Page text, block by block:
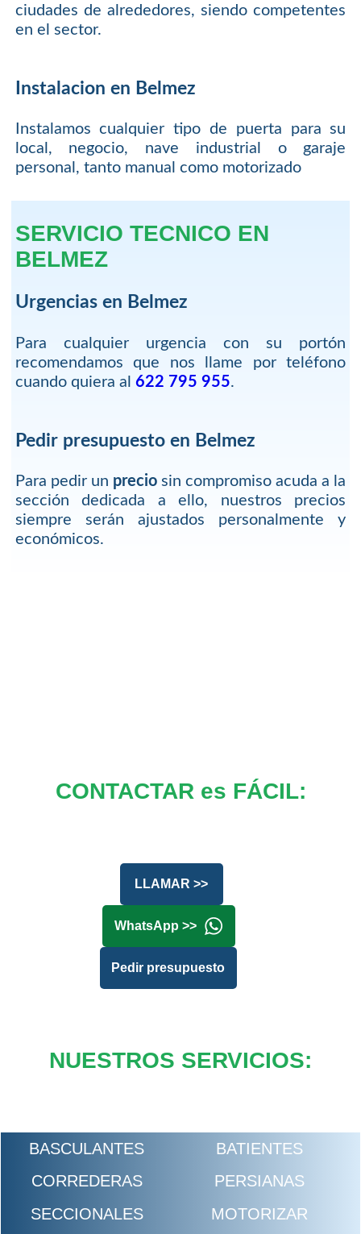
ciudades de alrededores, siendo competentes
en el sector.
Instalacion en Belmez
Instalamos cualquier tipo de puerta para su
local, negocio, nave industrial o garaje
personal, tanto manual como motorizado
SERVICIO TECNICO EN
BELMEZ
Urgencias en Belmez
Para cualquier urgencia con su portón
recomendamos que nos llame por teléfono
cuando quiera al 622 795 955.
Pedir presupuesto en Belmez
Para pedir un preciosin compromiso acuda a la
sección dedicada a ello, nuestros precios
siempre serán ajustados personalmente y
económicos.
CONTACTAR es FÁCIL:
LLAMAR >>
WhatsApp >>
Pedir presupuesto
NUESTROS SERVICIOS:
BASCULANTES
BATIENTES
CORREDERAS
PERSIANAS
SECCIONALES
MOTORIZAR